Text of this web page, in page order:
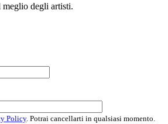
degli artisti.
Policy. Potrai cancellarti in qualsiasi momento.